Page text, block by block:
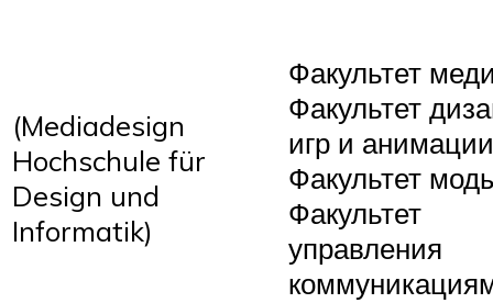
(Mediadesign
Hochschule für
Design und
Informatik)
Факультет
Факультет
игр и анимации
Факультет
Факультет
управления